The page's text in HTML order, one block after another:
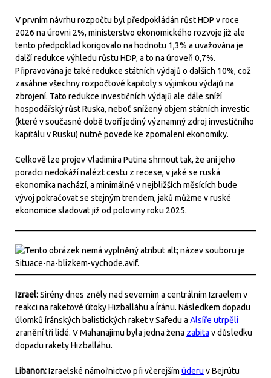
V prvním návrhu rozpočtu byl předpokládán růst HDP v roce
2026 na úrovni 2%, ministerstvo ekonomického rozvoje již ale
tento předpoklad korigovalo na hodnotu 1,3% a uvažována je
další redukce výhledu růstu HDP, a to na úroveň 0,7%.
Připravována je také redukce státních výdajů o dalšich 10%, což
zasáhne všechny rozpočtové kapitoly s výjimkou výdajů na
zbrojení. Tato redukce investičních výdajů ale dále sníží
hospodářský růst Ruska, neboť snížený objem státních investic
(které v současné době tvoří jediný významný zdroj investičního
kapitálu v Rusku) nutně povede ke zpomalení ekonomiky.
Celkově lze projev Vladimíra Putina shrnout tak, že ani jeho
poradci nedokáží nalézt cestu z recese, v jaké se ruská
ekonomika nachází, a minimálně v nejbližších měsících bude
vývoj pokračovat se stejným trendem, jaků můžme v ruské
ekonomice sladovat již od poloviny roku 2025.
Izrael:Sirény dnes zněly nad severním a centrálním Izraelem v
reakci na raketové útoky Hizballáhu a Íránu. Následkem dopadu
úlomků íránských balistických raket v Safedu a Alsíře utrpěli
zranění tři lidé. V Mahanajimu byla jedna žena zabita v důsledku
dopadu rakety Hizballáhu.
Libanon:Izraelské námořnictvo při včerejším úderu v Bejrútu